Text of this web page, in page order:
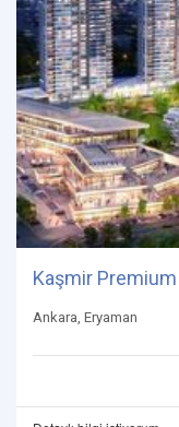
Kaşmir Premium
Ankara, Eryaman